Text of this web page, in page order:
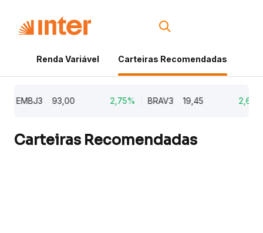
Renda Variável Carteiras Recomendadas
EMBJ3 93,00 2,75% BRAV3 19,45 2,64%
Carteiras Recomendadas